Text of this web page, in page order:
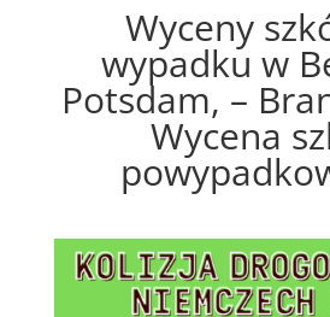
Wyceny
wypadku w
Potsdam, –
Wycena